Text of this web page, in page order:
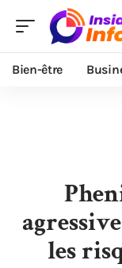
Bien-être
les